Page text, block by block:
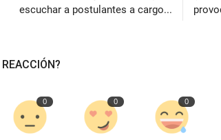
escuchar a postulantes a cargo...
0 0 0